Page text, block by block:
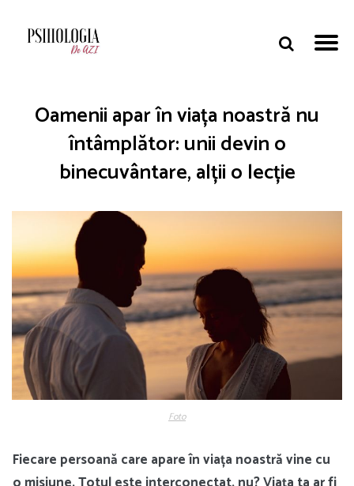
Oamenii apar în viața noastră nu
întâmplător: unii devin o
binecuvântare, alții o lecție
Foto
Fiecare persoană care apare în viața noastră vine cu